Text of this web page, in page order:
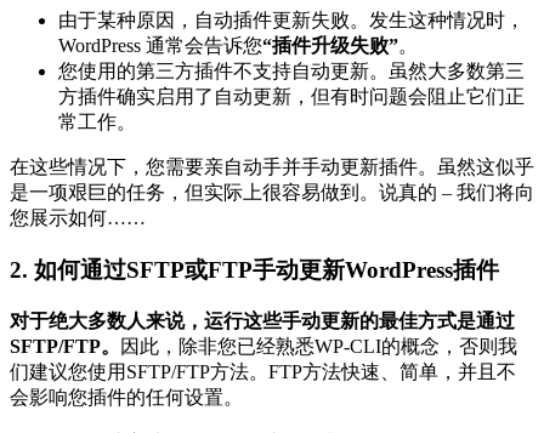
由于某种原因，自动插件更新失败。发生这种情况时，
WordPress 通常会告诉您“插件升级失败”。
您使用的第三方插件不支持自动更新。虽然大多数第三
方插件确实启用了自动更新，但有时问题会阻止它们正
常工作。
在这些情况下，您需要亲自动手并手动更新插件。虽然这似乎
是一项艰巨的任务，但实际上很容易做到。说真的 – 我们将向
您展示如何……
2. 如何通过SFTP或FTP手动更新WordPress插件
对于绝大多数人来说，运行这些手动更新的最佳方式是通过
SFTP/FTP。
因此，除非您已经熟悉WP-CLI的概念，否则我
们建议您使用SFTP/FTP方法。FTP方法快速、简单，并且不
会影响您插件的任何设置。